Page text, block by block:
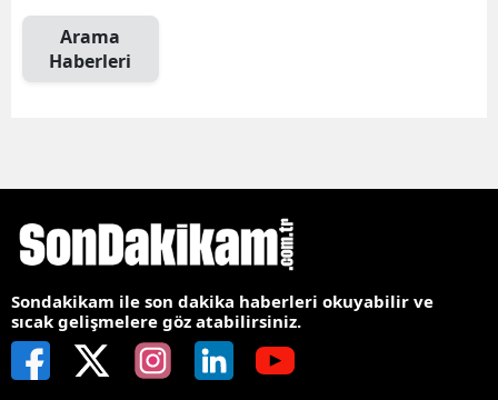
Arama
Haberleri
Sondakikam ile son dakika haberleri okuyabilir ve
sıcak gelişmelere göz atabilirsiniz.